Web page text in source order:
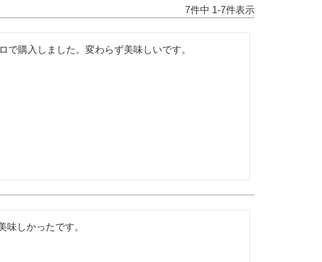
7件中 1-7件表示
購入しました。変わらず美味しいです。
味しかったです。